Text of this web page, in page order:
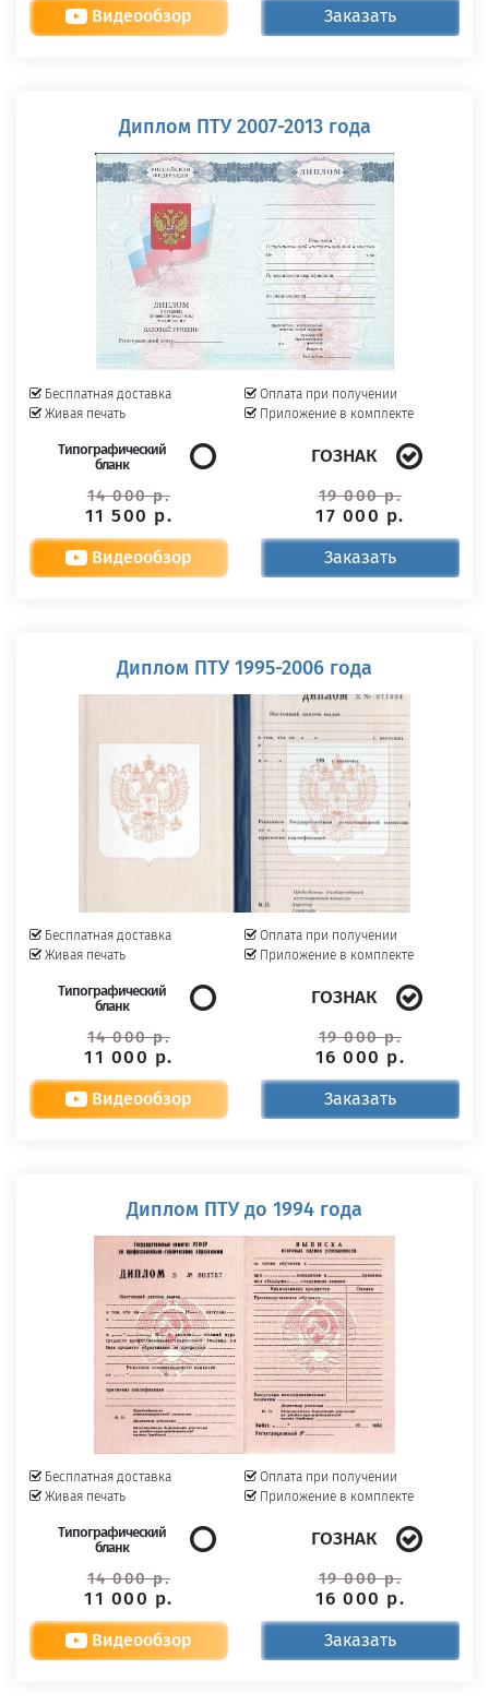
Видеообзор Заказать
Диплом ПТУ 2007-2013 года
Бесплатная доставка
Живая печать
Оплата при получении
Приложение в комплекте
Типографический
бланк
14 000 р.
11 500 р.
ГОЗНАК
19 000 р.
17 000 р.
Видеообзор Заказать
Диплом ПТУ 1995-2006 года
Бесплатная доставка
Живая печать
Оплата при получении
Приложение в комплекте
Типографический
бланк
14 000 р.
11 000 р.
ГОЗНАК
19 000 р.
16 000 р.
Видеообзор Заказать
Диплом ПТУ до 1994 года
Бесплатная доставка
Живая печать
Оплата при получении
Приложение в комплекте
Типографический
бланк
14 000 р.
11 000 р.
ГОЗНАК
19 000 р.
16 000 р.
Видеообзор Заказать